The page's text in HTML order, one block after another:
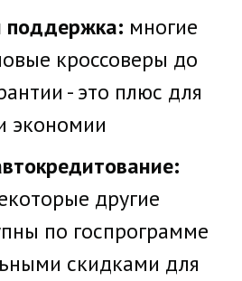
поддержка: многие
кроссоверы до
- это плюс для
экономии
другие
по госпрограмме
скидками для